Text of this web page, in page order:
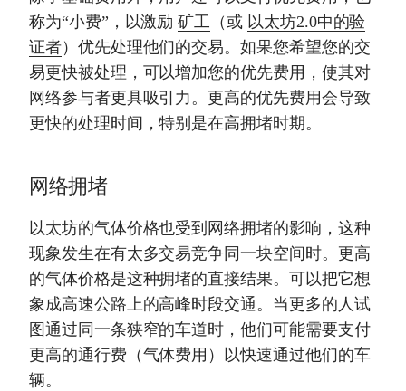
称为“小费”，以激励矿工 （或 以太坊2.0中的验
证者）优先处理他们的交易。如果您希望您的交
易更快被处理，可以增加您的优先费用，使其对
网络参与者更具吸引力。更高的优先费用会导致
更快的处理时间，特别是在高拥堵时期。
网络拥堵
以太坊的气体价格也受到网络拥堵的影响，这种
现象发生在有太多交易竞争同一块空间时。更高
的气体价格是这种拥堵的直接结果。可以把它想
象成高速公路上的高峰时段交通。当更多的人试
图通过同一条狭窄的车道时，他们可能需要支付
更高的通行费（气体费用）以快速通过他们的车
辆。